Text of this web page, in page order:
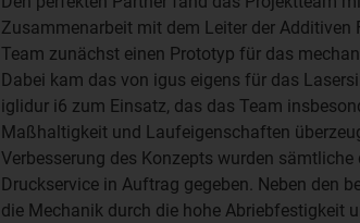
Zusammenarbeit mit dem Leiter der Additiven
Team zunächst einen Prototyp für das
Dabei kam das von igus eigens für das
iglidur i6 zum Einsatz, das das Team
Maßhaltigkeit und Laufeigenschaften
Verbesserung des Konzepts wurden
Druckservice in Auftrag gegeben. Neben den
die Mechanik durch die hohe Abriebfestigkeit